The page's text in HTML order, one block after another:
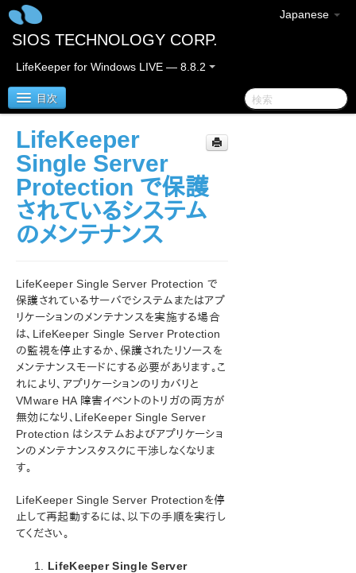
Japanese
SIOS TECHNOLOGY CORP.
LifeKeeper for Windows LIVE — 8.8.2
目次
SIOS Protection Suite/LifeKeeper for Windows
SIOS Protection Suite/LifeKeeper for Windows リ
リースノート
SIOS Protection Suite/LifeKeeper for Windows ク
AWS Direct Connect クイックスタートガイド
AWS VPC ピア接続クイックスタートガイド
Microsoft Azure 動作検証ガイド
SIOS Protection Suite/LifeKeeper インストレーション
ガイド
SIOS Protection Suite/LifeKeeper for Windows テ
アプリケーションリカバリーキット
SIOS Protection Suite/LifeKeeper for Windows サ
LifeKeeper
Single Server
Protection で保護
されているシステム
のメンテナンス
LifeKeeper Single Server Protection で
保護されているサーバでシステムまたはアプ
リケーションのメンテナンスを実施する場合
は、LifeKeeper Single Server Protection
の監視を停止するか、保護されたリソースを
メンテナンスモードにする必要があります。こ
れにより、アプリケーションのリカバリと
VMware HA 障害イベントのトリガの両方が
無効になり、LifeKeeper Single Server
Protection はシステムおよびアプリケーショ
ンのメンテナンスタスクに干渉しなくなりま
す。
LifeKeeper Single Server Protectionを停
止して再起動するには、以下の手順を実行し
てください。
LifeKeeper Single Server